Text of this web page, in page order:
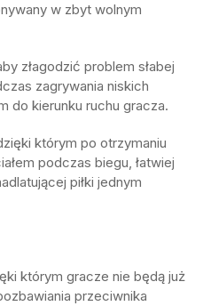
w zbyt wolnym
złagodzić problem słabej
zagrywania niskich
do kierunku ruchu gracza.
którym po otrzymaniu
podczas biegu, łatwiej
piłki jednym
którym gracze nie będą już
przeciwnika